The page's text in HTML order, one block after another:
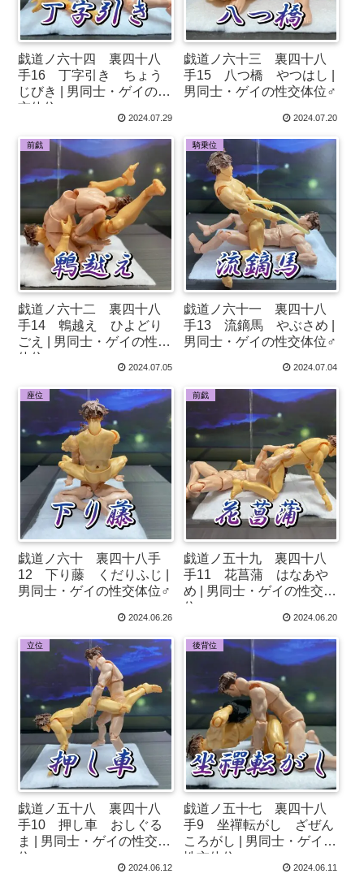
戯道ノ六十四 裏四十八
手16 丁字引き ちょう
じびき | 男同士・ゲイの性
交体位♂
2024.07.29
戯道ノ六十三 裏四十八
手15 八つ橋 やつはし |
男同士・ゲイの性交体位♂
2024.07.20
前戯
戯道ノ六十二 裏四十八
手14 鵯越え ひよどり
ごえ | 男同士・ゲイの性交
体位♂
2024.07.05
騎乗位
戯道ノ六十一 裏四十八
手13 流鏑馬 やぶさめ |
男同士・ゲイの性交体位♂
2024.07.04
座位
戯道ノ六十 裏四十八手
12 下り藤 くだりふじ |
男同士・ゲイの性交体位♂
2024.06.26
前戯
戯道ノ五十九 裏四十八
手11 花菖蒲 はなあや
め | 男同士・ゲイの性交体
位♂
2024.06.20
立位
戯道ノ五十八 裏四十八
手10 押し車 おしぐる
ま | 男同士・ゲイの性交体
位♂
2024.06.12
後背位
戯道ノ五十七 裏四十八
手9 坐禪転がし ざぜん
ころがし | 男同士・ゲイの
性交体位♂
2024.06.11